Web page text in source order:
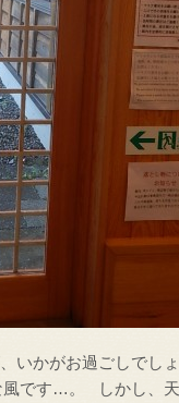
いかがお過ごしでし
風です…。 しかし、